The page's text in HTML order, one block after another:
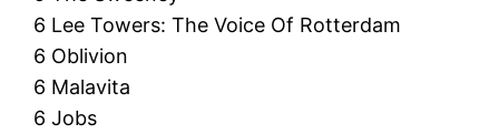
6 Lee Towers: The Voice Of Rotterdam
6 Oblivion
6 Malavita
6 Jobs